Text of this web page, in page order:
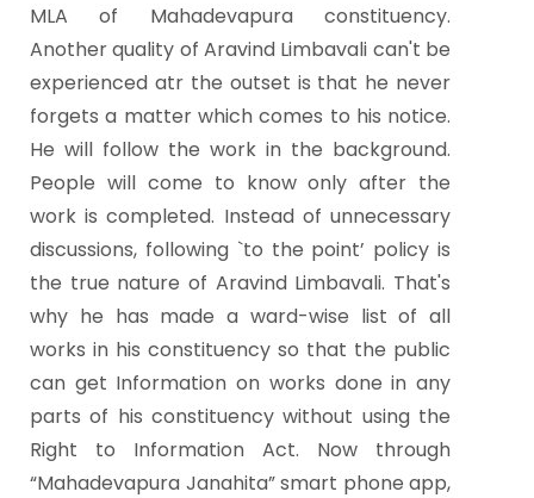
MLA of Mahadevapura constituency.
Another quality of Aravind Limbavali can't be
experienced atr the outset is that he never
forgets a matter which comes to his notice.
He will follow the work in the background.
People will come to know only after the
work is completed. Instead of unnecessary
discussions, following `to the point’ policy is
the true nature of Aravind Limbavali. That's
why he has made a ward-wise list of all
works in his constituency so that the public
can get Information on works done in any
parts of his constituency without using the
Right to Information Act. Now through
“Mahadevapura Janahita” smart phone app,